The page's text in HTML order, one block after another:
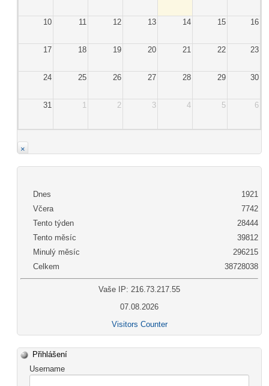
10 11 12 13 14 15 16
17 18 19 20 21 22 23
24 25 26 27 28 29 30
31 1 2 3 4 5 6
×
Dnes
Včera
Tento týden
Tento měsíc
Minulý měsíc
Celkem
1921
7742
28444
39812
296215
38728038
Vaše IP: 216.73.217.55
07.08.2026
Visitors Counter
Přihlášení
Username